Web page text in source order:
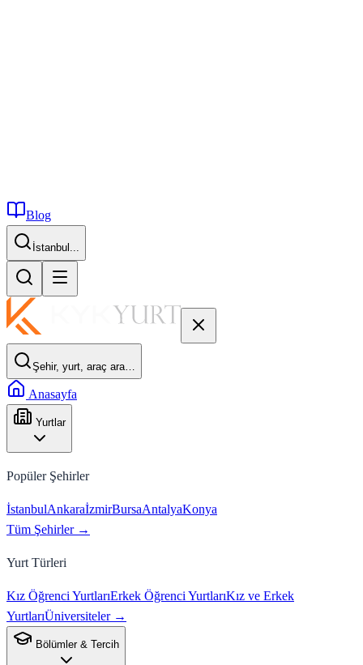
Blog
İstanbul...
Şehir, yurt, araç ara…
Anasayfa
Yurtlar
Popüler Şehirler
İstanbulAnkaraİzmirBursaAntalyaKonya
Tüm Şehirler →
Yurt Türleri
Kız Öğrenci YurtlarıErkek Öğrenci YurtlarıKız ve Erkek
YurtlarıÜniversiteler →
Bölümler & Tercih